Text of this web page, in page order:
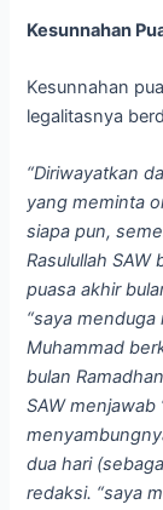
Kesunnahan
Kesunnahan
legalitasnya
“Diriwayatkan
yang meminta
siapa pun,
Rasulullah SAW
puasa akhir
“saya menduga
Muhammad
bulan
SAW menjawab
dua hari
redaksi. “saya